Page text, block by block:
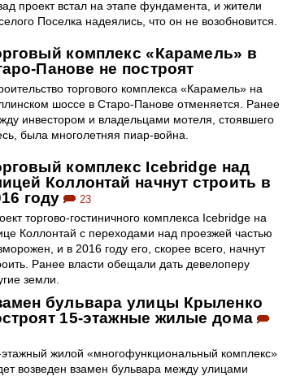
проект встал на этапе фундамента, и жители
Поселка надеялись, что он не возобновится.
комплекс «Карамель» в
Панове не построят
торгового комплекса «Карамель» на
шоссе в Старо-Панове отменяется. Ранее
инвестором и владельцами мотеля, стоявшего
была многолетняя пиар-война.
комплекс Icebridge над
Коллонтай начнут строить в
году
23
торгово-гостиничного комплекса Icebridge на
Коллонтай с переходами над проезжей частью
и в 2016 году его, скорее всего, начнут
Ранее власти обещали дать девелоперу
земли.
бульвара улицы Крыленко
15-этажные жилые дома
жилой «многофункциональный комплекс»
возведен взамен бульвара между улицами